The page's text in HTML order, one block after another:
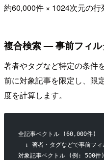
約60,000件 × 1024次元の行
複合検索 — 事前フィ
著者やタグなど特定の条件
前に対象記事を限定し、限
度を計算します。
全記事ベクトル (60,000件)
↓ 著者・タグなどで事前フィ
対象記事ベクトル (例: 500件)